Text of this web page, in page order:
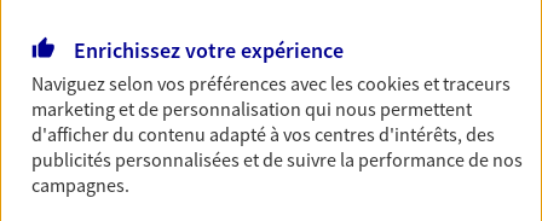
Retraite
Préparez sereinement ce nouveau chapitre de
votre vie avec les conseils d'un expert. Découvrez
notre solution PER (Plan Epargne Retraite)
spécialement conçue pour la retraite.
Enrichissez votre expérience
Naviguez selon vos préférences avec lescookies et traceurs
marketing et de personnalisation qui nous permettent
d'afficher du contenu adapté à vos centres d'intérêts, des
publicités personnalisées et de suivre la performance de nos
campagnes.